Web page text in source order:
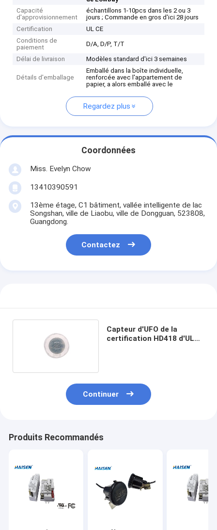
Capacité
d'approvisionnement
échantillons 1-10pcs dans les 2 ou 3
jours ; Commande en gros d'ici 28 jours
Certification
UL CE
Conditions de
paiement
D/A, D/P, T/T
Délai de livraison Modèles standard d'ici 3 semaines
Détails d'emballage
Emballé dans la boîte individuelle,
renforcée avec l'appartement de
papier, a alors emballé avec le
Regardez plus
Coordonnées
Miss. Evelyn Chow
13410390591
13ème étage, C1 bâtiment, vallée intelligente de lac
Songshan, ville de Liaobu, ville de Dongguan, 523808,
Guangdong.
Contactez
Capteur d'UFO de la
certification HD418 d'UL
Continuer
Produits Recommandés